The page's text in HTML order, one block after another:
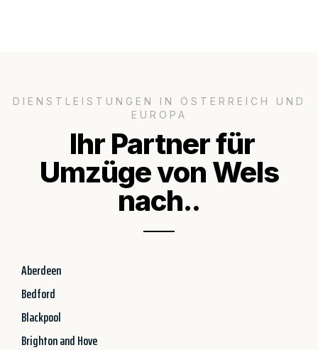
DIENSTLEISTUNGEN IN ÖSTERREICH UND
EUROPA
Ihr Partner für
Umzüge von Wels
nach..
Aberdeen
Bedford
Blackpool
Brighton and Hove